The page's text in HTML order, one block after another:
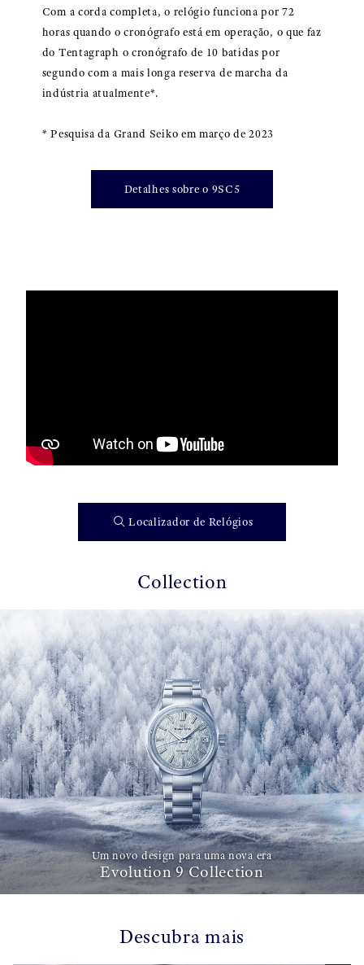
Com a corda completa, o relógio funciona por 72
horas quando o cronógrafo está em operação, o que faz
do Tentagraph o cronógrafo de 10 batidas por
segundo com a mais longa reserva de marcha da
indústria atualmente*.
* Pesquisa da Grand Seiko em março de 2023
Detalhes sobre o 9SC5
Localizador de Relógios
Collection
Um novo design para uma nova era
Evolution 9 Collection
Descubra mais